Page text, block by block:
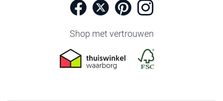
Shop met vertrouwen